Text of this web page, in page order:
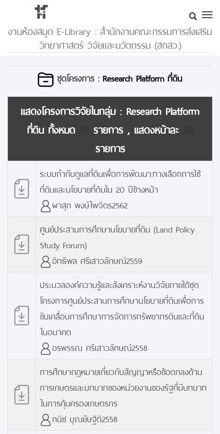
งานห้องสมุด E-Library : สำนักงานคณะกรรมการส่งเสริม
วิทยาศาสตร์ วิจัยและนวัตกรรม (สกสว.)
ชุดโครงการ :Research Platform ที่ดิน
แสดงโครงการวิจัยในกลุ่ม : Research Platform
ที่ดินทั้งหมด รายการ , แสดงหน้าละ
รายการ
ระบบกำกับดูแลที่ดินเพื่อการพัฒนา:ทางเลือกการใช้
ที่ดินและนโยบายที่ดินใน 20 ปีข้างหน้า
ผาสุก พงษ์ไพจิตร2562
ศูนย์ประสานการศึกษานโยบายที่ดิน (Land Policy
Study Forum)
อิทธิพล ศรีเสาวลักษณ์2559
ประมวลองค์ความรู้และสังเคราะห์งานวิจัยภายใต้ชุด
โครงการศูนย์ประสานการศึกษานโยบายที่ดินเพื่อการ
ขับเคลื่อนการศึกษาการจัดการทรัพยากรดินและที่ดิน
ในอนาคต
อรพรรณ ศรีเสาวลักษณ์2558
การศึกษากฎหมายเกี่ยวกับสัญญาหรือข้อตกลงด้าน
การเกษตรและบทบาทของหน่วยงานของรัฐที่มีบทบาท
ในการคุ้มครองเกษตรกร
กนิช บุณยัษฐิติ2558